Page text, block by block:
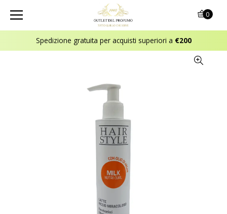
Spedizione gratuita per acquisti superiori a €200
0